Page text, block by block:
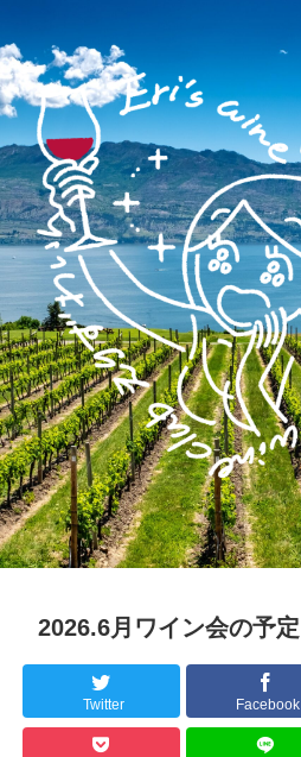
2026.6月ワイン会の予定
Twitter Facebook